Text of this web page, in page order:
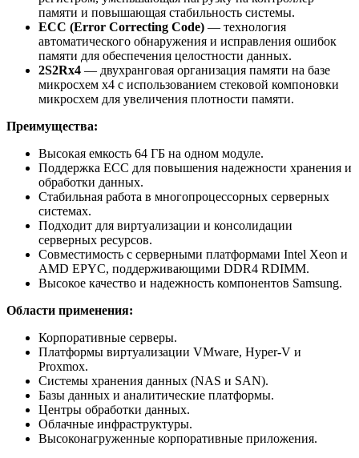
памяти и повышающая стабильность системы.
ECC (Error Correcting Code) — технология
автоматического обнаружения и исправления ошибок
памяти для обеспечения целостности данных.
2S2Rx4 — двухранговая организация памяти на базе
микросхем x4 с использованием стековой компоновки
микросхем для увеличения плотности памяти.
Преимущества:
Высокая емкость 64 ГБ на одном модуле.
Поддержка ECC для повышения надежности хранения и
обработки данных.
Стабильная работа в многопроцессорных серверных
системах.
Подходит для виртуализации и консолидации
серверных ресурсов.
Совместимость с серверными платформами Intel Xeon и
AMD EPYC, поддерживающими DDR4 RDIMM.
Высокое качество и надежность компонентов Samsung.
Области применения:
Корпоративные серверы.
Платформы виртуализации VMware, Hyper-V и
Proxmox.
Системы хранения данных (NAS и SAN).
Базы данных и аналитические платформы.
Центры обработки данных.
Облачные инфраструктуры.
Высоконагруженные корпоративные приложения.